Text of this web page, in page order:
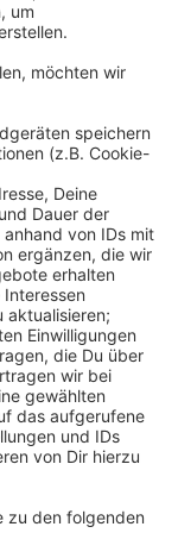
Fall
Verkäufer
Denn genau
Ausweise
wirken und die
kann sogar
geraten,